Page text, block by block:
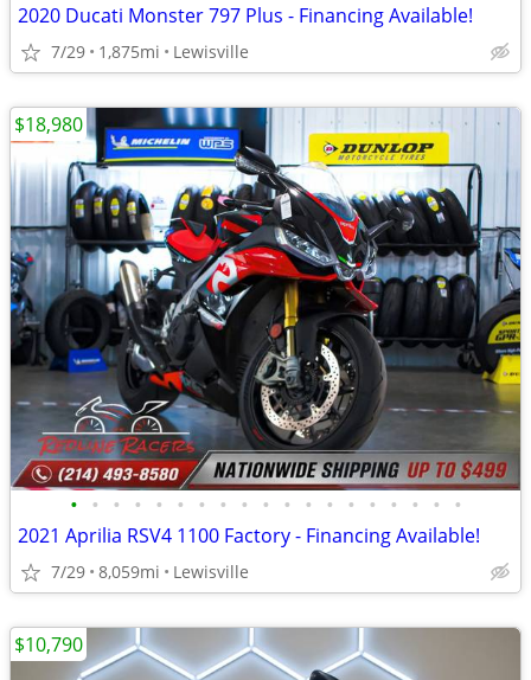
2020 Ducati Monster 797 Plus - Financing Available!
7/29 1,875mi Lewisville
• • • • • • • • • • • • • • • • • • •
2021 Aprilia RSV4 1100 Factory - Financing Available!
7/29 8,059mi Lewisville
$18,980
$10,790